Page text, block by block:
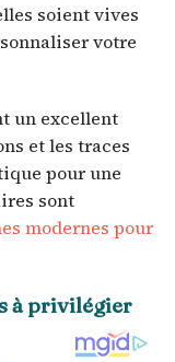
soient vives
votre
un excellent
et les traces
pour une
sont
modernes pour
à privilégier